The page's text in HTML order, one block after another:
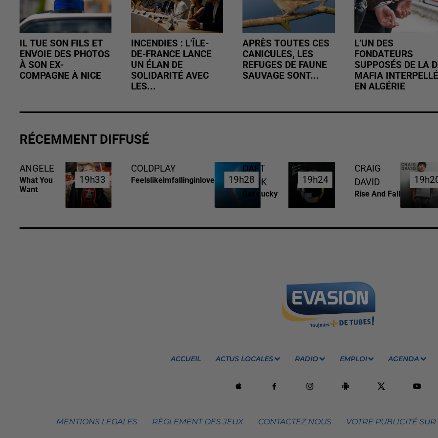
IL TUE SON FILS ET
ENVOIE DES PHOTOS
À SON EX-
COMPAGNE À NICE
INCENDIES : L’ÎLE-
DE-FRANCE LANCE
UN ÉLAN DE
SOLIDARITÉ AVEC
LES...
APRÈS TOUTES CES
CANICULES, LES
REFUGES DE FAUNE
SAUVAGE SONT...
L’UN DES
FONDATEURS
SUPPOSÉS DE LA
MAFIA INTERPELLÉ
EN ALGÉRIE
RÉCEMMENT DIFFUSÉ
ANGELE
What You
Want
19h33
19h33
COLDPLAY
Feelslikeimfallinginlove 19h28
19h28
DAFT
PUNK
Get Lucky
19h24
19h24
CRAIG
DAVID
Rise And Fall
ACCUEIL ACTUS LOCALES RADIO EMPLOI AGENDA
MENTIONS LEGALES RÈGLEMENT DES JEUX CONTACTEZ NOUS VOTRE PUBLICITÉ